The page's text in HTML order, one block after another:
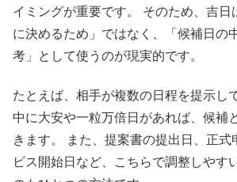
イミングが重要です。 そのため、吉日
に決めるため」ではなく、「候補日の
考」として使うのが現実的です。
たとえば、相手が複数の日程を提示し
中に大安や一粒万倍日があれば、候補
きます。 また、提案書の提出日、正式
ビス開始日など、こちらで調整しやす